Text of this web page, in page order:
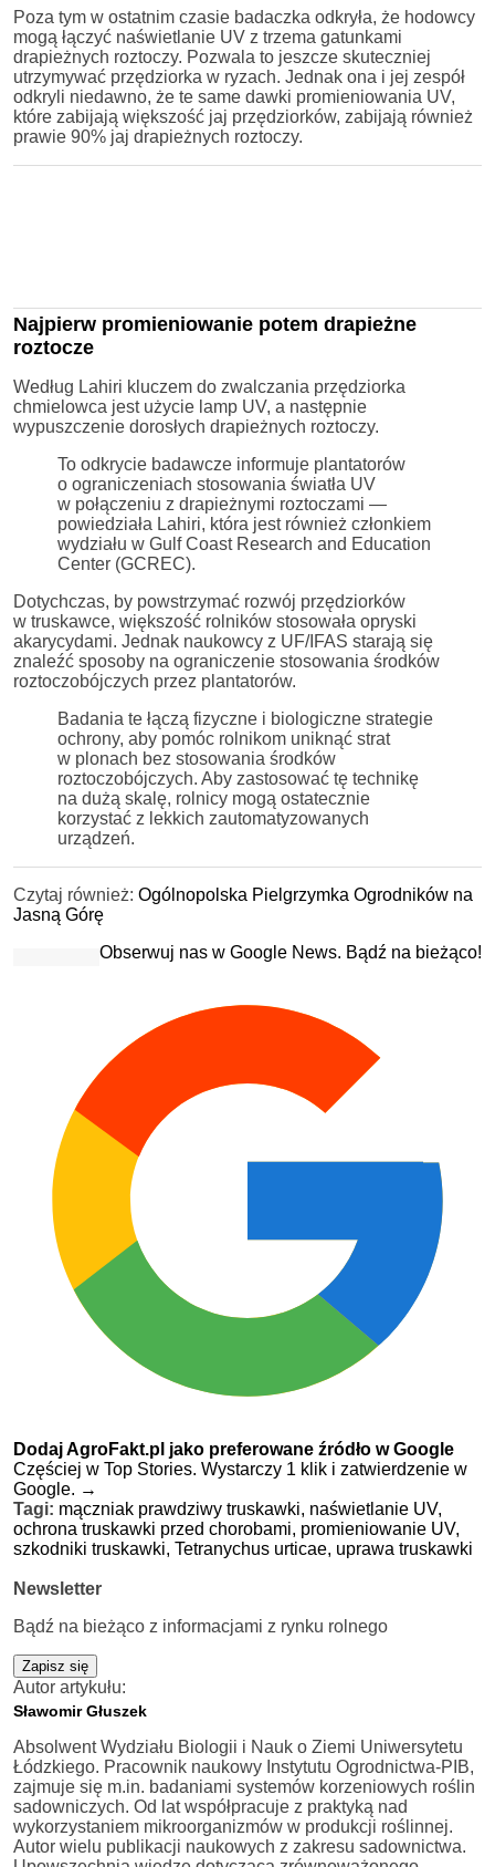
Poza tym w ostatnim czasie badaczka odkryła, że hodowcy
mogą łączyć naświetlanie UV z trzema gatunkami
drapieżnych roztoczy. Pozwala to jeszcze skuteczniej
utrzymywać przędziorka w ryzach. Jednak ona i jej zespół
odkryli niedawno, że te same dawki promieniowania UV,
które zabijają większość jaj przędziorków, zabijają również
prawie 90% jaj drapieżnych roztoczy.
Najpierw promieniowanie potem drapieżne
roztocze
Według Lahiri kluczem do zwalczania przędziorka
chmielowca jest użycie lamp UV, a następnie
wypuszczenie dorosłych drapieżnych roztoczy.
To odkrycie badawcze informuje plantatorów
o ograniczeniach stosowania światła UV
w połączeniu z drapieżnymi roztoczami —
powiedziała Lahiri, która jest również członkiem
wydziału w Gulf Coast Research and Education
Center (GCREC).
Dotychczas, by powstrzymać rozwój przędziorków
w truskawce, większość rolników stosowała opryski
akarycydami. Jednak naukowcy z UF/IFAS starają się
znaleźć sposoby na ograniczenie stosowania środków
roztoczobójczych przez plantatorów.
Badania te łączą fizyczne i biologiczne strategie
ochrony, aby pomóc rolnikom uniknąć strat
w plonach bez stosowania środków
roztoczobójczych. Aby zastosować tę technikę
na dużą skalę, rolnicy mogą ostatecznie
korzystać z lekkich zautomatyzowanych
urządzeń.
Czytaj również: Ogólnopolska Pielgrzymka Ogrodników na
Jasną Górę
Obserwuj nas w Google News. Bądź na bieżąco!
Dodaj AgroFakt.pl jako preferowane źródło w Google
Częściej w Top Stories. Wystarczy 1 klik i zatwierdzenie w
Google. →
Tagi: mączniak prawdziwy truskawki, naświetlanie UV,
ochrona truskawki przed chorobami, promieniowanie UV,
szkodniki truskawki, Tetranychus urticae, uprawa truskawki
Newsletter
Bądź na bieżąco z informacjami z rynku rolnego
Zapisz się
Autor artykułu:
Sławomir Głuszek
Absolwent Wydziału Biologii i Nauk o Ziemi Uniwersytetu
Łódzkiego. Pracownik naukowy Instytutu Ogrodnictwa-PIB,
zajmuje się m.in. badaniami systemów korzeniowych roślin
sadowniczych. Od lat współpracuje z praktyką nad
wykorzystaniem mikroorganizmów w produkcji roślinnej.
Autor wielu publikacji naukowych z zakresu sadownictwa.